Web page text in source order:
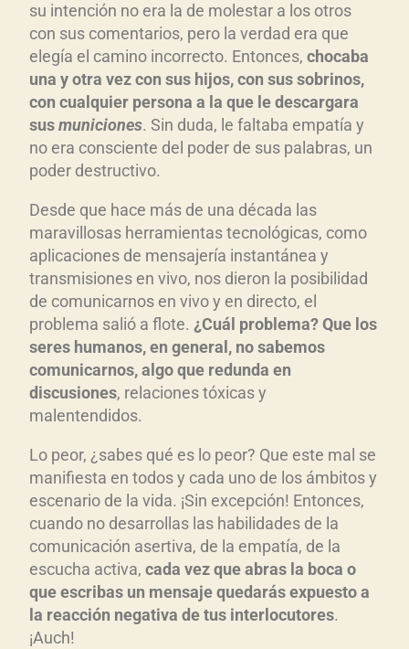
su intención no era la de molestar a los otros
con sus comentarios, pero la verdad era que
elegía el camino incorrecto. Entonces, chocaba
una y otra vez con sus hijos, con sus sobrinos,
con cualquier persona a la que le descargara
susmuniciones. Sin duda, le faltaba empatía y
no era consciente del poder de sus palabras, un
poder destructivo.
Desde que hace más de una década las
maravillosas herramientas tecnológicas, como
aplicaciones de mensajería instantánea y
transmisiones en vivo, nos dieron la posibilidad
de comunicarnos en vivo y en directo, el
problema salió a flote. ¿Cuál problema? Que los
seres humanos, en general, no sabemos
comunicarnos, algo que redunda en
discusiones, relaciones tóxicas y
malentendidos.
Lo peor, ¿sabes qué es lo peor? Que este mal se
manifiesta en todos y cada uno de los ámbitos y
escenario de la vida. ¡Sin excepción! Entonces,
cuando no desarrollas las habilidades de la
comunicación asertiva, de la empatía, de la
escucha activa, cada vez que abras la boca o
que escribas un mensaje quedarás expuesto a
la reacción negativa de tus interlocutores.
¡Auch!